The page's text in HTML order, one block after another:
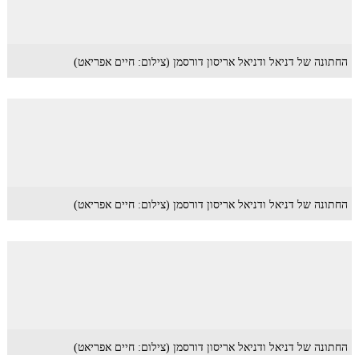
החתונה של דניאל ודניאל אריסון דורסמן (צילום: חיים אפריאט)
החתונה של דניאל ודניאל אריסון דורסמן (צילום: חיים אפריאט)
החתונה של דניאל ודניאל אריסון דורסמן (צילום: חיים אפריאט)